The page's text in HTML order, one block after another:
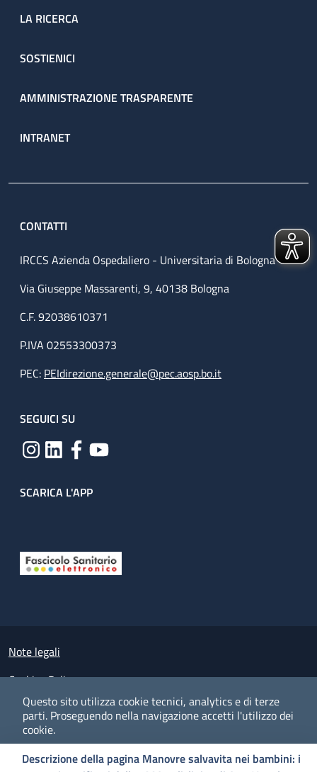
Questo sito utilizza cookie tecnici, analytics e di terze
parti. Proseguendo nella navigazione accetti l'utilizzo dei
cookie.
PREFERENZECOOKIESACCETTOI
Descrizione della pagina Manovre salvavita nei bambini: i
LA RICERCA
SOSTIENICI
AMMINISTRAZIONE TRASPARENTE
INTRANET
CONTATTI
IRCCS Azienda Ospedaliero - Universitaria di Bologna
Via Giuseppe Massarenti, 9, 40138 Bologna
C.F. 92038610371
P.IVA 02553300373
PEC: PEIdirezione.generale@pec.aosp.bo.it
SEGUICI SU
SCARICA L'APP
Small prints
Note legali
Cookies Policy
Policy privacy e protezione del dato personale
Albo pretorio on-line
Dichiarazione di accessibilità